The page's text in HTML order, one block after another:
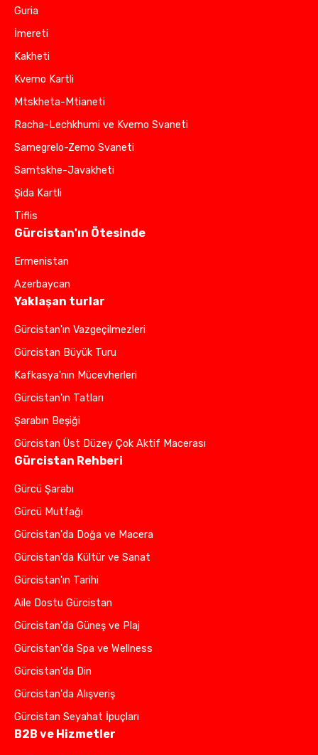
Guria
İmereti
Kakheti
Kvemo Kartli
Mtskheta-Mtianeti
Racha-Lechkhumi ve Kvemo Svaneti
Samegrelo-Zemo Svaneti
Samtskhe-Javakheti
Şida Kartli
Tiflis
Gürcistan'ın Ötesinde
Ermenistan
Azerbaycan
Yaklaşan turlar
Gürcistan'ın Vazgeçilmezleri
Gürcistan Büyük Turu
Kafkasya'nın Mücevherleri
Gürcistan'ın Tatları
Şarabın Beşiği
Gürcistan Üst Düzey Çok Aktif Macerası
Gürcistan Rehberi
Gürcü Şarabı
Gürcü Mutfağı
Gürcistan'da Doğa ve Macera
Gürcistan'da Kültür ve Sanat
Gürcistan'ın Tarihi
Aile Dostu Gürcistan
Gürcistan'da Güneş ve Plaj
Gürcistan'da Spa ve Wellness
Gürcistan'da Din
Gürcistan'da Alışveriş
Gürcistan Seyahat İpuçları
B2B ve Hizmetler